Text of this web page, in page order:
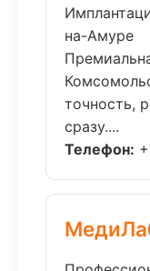
на-Амуре
точность,
сразу....
Телефон: